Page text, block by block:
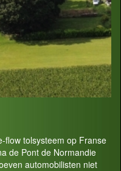
flow tolsysteem op Franse
de Pont de Normandie
automobilisten niet